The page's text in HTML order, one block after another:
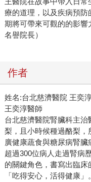
療的道理，以及疾病預
期將可帶來可觀的的影
名譽院長）
作者
姓名:台北慈濟醫院 王奕
王奕淳醫師
台北慈濟醫院腎臟科主
梨，且小時候種過酪梨
廣健康蔬食與糖尿病腎
超過300位病人走過腎病
的關鍵角色，書寫出臨床
「吃得安心，活得健康